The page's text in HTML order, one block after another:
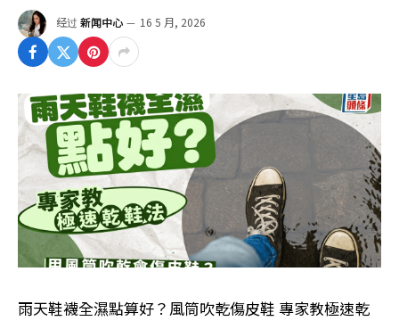
经过 新闻中心 16 5 月, 2026
雨天鞋襪全濕點算好？風筒吹乾傷皮鞋 專家教極速乾